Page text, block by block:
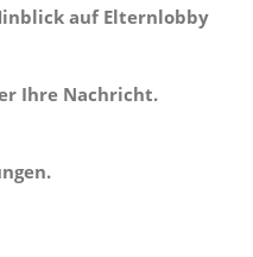
auf Elternlobby
Ihre Nachricht.